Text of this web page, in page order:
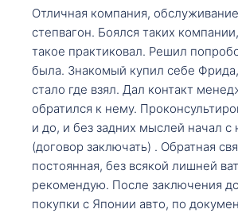
Отличная компания,
степвагон. Боялся таких
такое практиковал. Решил
была. Знакомый купил себе
стало где взял. Дал контакт
обратился к нему.
и до, и без задних мыслей начал с
(договор заключать) . Обратная
постоянная, без всякой лишней
рекомендую. После заключения
покупки с Японии авто, по